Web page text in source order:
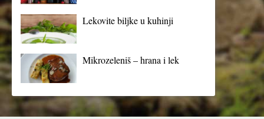
Lekovite biljke u kuhinji
Mikrozeleniš – hrana i lek